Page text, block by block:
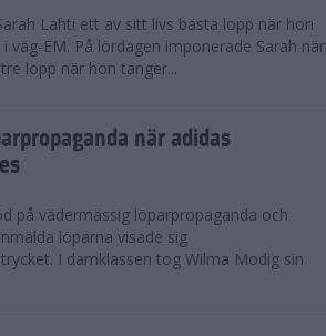
Lahti ett av sitt livs bästa lopp när hon
väg-EM. På lördagen imponerade Sarah när
lopp när hon tanger...
när adidas
på vädermässig löparpropaganda och
löparna visade sig
I damklassen tog Wilma Modig sin